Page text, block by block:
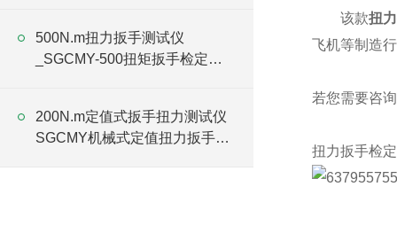
500N.m扭力扳手测试仪
_SGCMY-500扭矩扳手检定仪
200N.m定值式扳手扭力测试仪
SGCMY机械式定值扭力扳手测
该款扭
飞机等制造
若您需要咨
扭力扳手检